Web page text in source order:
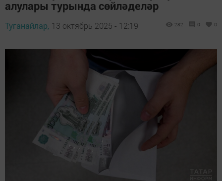
алулары турында сөйләделәр
Туганайлар, 13 октябрь 2025 - 12:19 282 0 0